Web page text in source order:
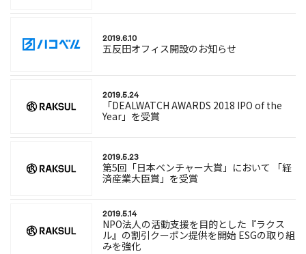
2019.6.10
五反田オフィス開設のお知らせ
2019.5.24
「DEALWATCH AWARDS 2018 IPO of the
Year」を受賞
2019.5.23
第5回「日本ベンチャー大賞」において 「経
済産業大臣賞」を受賞
2019.5.14
NPO法人の活動支援を目的とした『ラクス
ル』の割引クーポン提供を開始 ESGの取り組
みを強化